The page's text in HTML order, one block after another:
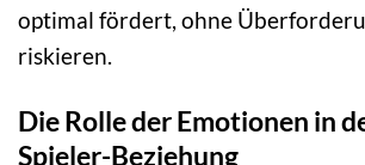
optimal fördert, ohne
riskieren.
Die Rolle der Emotionen in
Spieler-Beziehung